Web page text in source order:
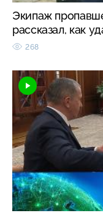
Экипаж
рассказал, как
268